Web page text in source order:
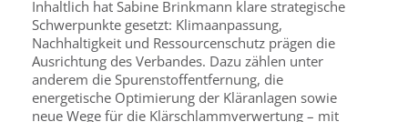
Inhaltlich hat Sabine Brinkmann klare strategische
Schwerpunkte gesetzt: Klimaanpassung,
Nachhaltigkeit und Ressourcenschutz prägen die
Ausrichtung des Verbandes. Dazu zählen unter
anderem die Spurenstoffentfernung, die
energetische Optimierung der Kläranlagen sowie
neue Wege für die Klärschlammverwertung – mit